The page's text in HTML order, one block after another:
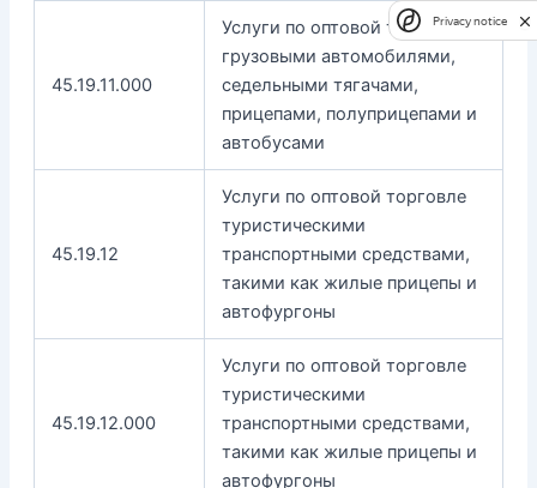
45.19.11.000
Услуги по оптовой торговле
грузовыми автомобилями,
седельными тягачами,
прицепами, полуприцепами и
автобусами
45.19.12
Услуги по оптовой торговле
туристическими
транспортными средствами,
такими как жилые прицепы и
автофургоны
45.19.12.000
Услуги по оптовой торговле
туристическими
транспортными средствами,
такими как жилые прицепы и
автофургоны
Privacy notice